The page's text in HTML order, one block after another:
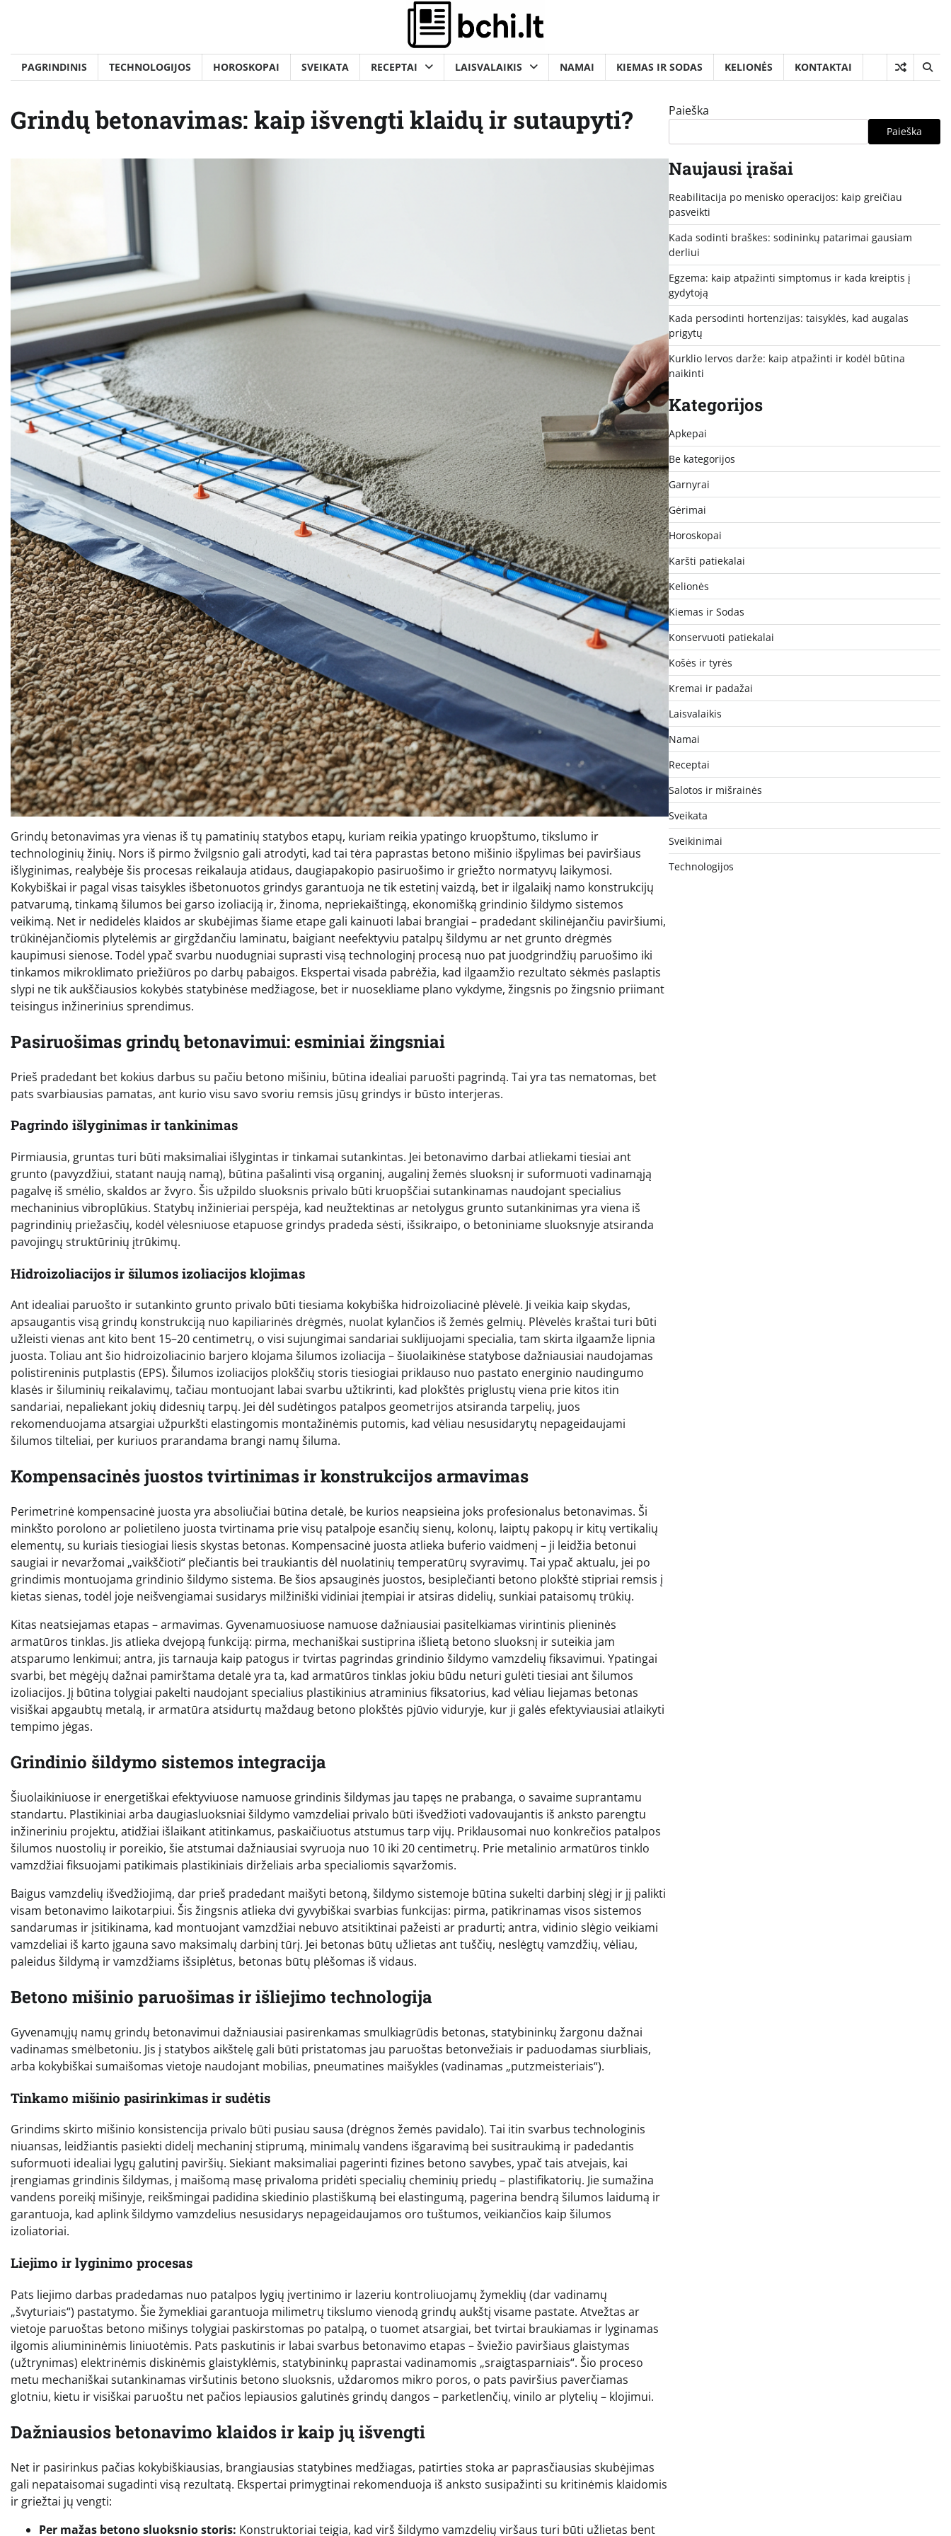
PAGRINDINIS TECHNOLOGIJOS HOROSKOPAI SVEIKATA RECEPTAI LAISVALAIKIS NAMAI KIEMAS IR SODAS KELIONĖS KONTAKTAI
Grindų betonavimas: kaip išvengti klaidų ir sutaupyti?
Grindų betonavimas yra vienas iš tų pamatinių statybos etapų, kuriam reikia ypatingo kruopštumo, tikslumo ir
technologinių žinių. Nors iš pirmo žvilgsnio gali atrodyti, kad tai tėra paprastas betono mišinio išpylimas bei paviršiaus
išlyginimas, realybėje šis procesas reikalauja atidaus, daugiapakopio pasiruošimo ir griežto normatyvų laikymosi.
Kokybiškai ir pagal visas taisykles išbetonuotos grindys garantuoja ne tik estetinį vaizdą, bet ir ilgalaikį namo konstrukcijų
patvarumą, tinkamą šilumos bei garso izoliaciją ir, žinoma, nepriekaištingą, ekonomišką grindinio šildymo sistemos
veikimą. Net ir nedidelės klaidos ar skubėjimas šiame etape gali kainuoti labai brangiai – pradedant skilinėjančiu paviršiumi,
trūkinėjančiomis plytelėmis ar girgždančiu laminatu, baigiant neefektyviu patalpų šildymu ar net grunto drėgmės
kaupimusi sienose. Todėl ypač svarbu nuodugniai suprasti visą technologinį procesą nuo pat juodgrindžių paruošimo iki
tinkamos mikroklimato priežiūros po darbų pabaigos. Ekspertai visada pabrėžia, kad ilgaamžio rezultato sėkmės paslaptis
slypi ne tik aukščiausios kokybės statybinėse medžiagose, bet ir nuosekliame plano vykdyme, žingsnis po žingsnio priimant
teisingus inžinerinius sprendimus.
Pasiruošimas grindų betonavimui: esminiai žingsniai
Prieš pradedant bet kokius darbus su pačiu betono mišiniu, būtina idealiai paruošti pagrindą. Tai yra tas nematomas, bet
pats svarbiausias pamatas, ant kurio visu savo svoriu remsis jūsų grindys ir būsto interjeras.
Pagrindo išlyginimas ir tankinimas
Pirmiausia, gruntas turi būti maksimaliai išlygintas ir tinkamai sutankintas. Jei betonavimo darbai atliekami tiesiai ant
grunto (pavyzdžiui, statant naują namą), būtina pašalinti visą organinį, augalinį žemės sluoksnį ir suformuoti vadinamąją
pagalvę iš smėlio, skaldos ar žvyro. Šis užpildo sluoksnis privalo būti kruopščiai sutankinamas naudojant specialius
mechaninius vibroplūkius. Statybų inžinieriai perspėja, kad neužtektinas ar netolygus grunto sutankinimas yra viena iš
pagrindinių priežasčių, kodėl vėlesniuose etapuose grindys pradeda sėsti, išsikraipo, o betoniniame sluoksnyje atsiranda
pavojingų struktūrinių įtrūkimų.
Hidroizoliacijos ir šilumos izoliacijos klojimas
Ant idealiai paruošto ir sutankinto grunto privalo būti tiesiama kokybiška hidroizoliacinė plėvelė. Ji veikia kaip skydas,
apsaugantis visą grindų konstrukciją nuo kapiliarinės drėgmės, nuolat kylančios iš žemės gelmių. Plėvelės kraštai turi būti
užleisti vienas ant kito bent 15–20 centimetrų, o visi sujungimai sandariai suklijuojami specialia, tam skirta ilgaamže lipnia
juosta. Toliau ant šio hidroizoliacinio barjero klojama šilumos izoliacija – šiuolaikinėse statybose dažniausiai naudojamas
polistireninis putplastis (EPS). Šilumos izoliacijos plokščių storis tiesiogiai priklauso nuo pastato energinio naudingumo
klasės ir šiluminių reikalavimų, tačiau montuojant labai svarbu užtikrinti, kad plokštės priglustų viena prie kitos itin
sandariai, nepaliekant jokių didesnių tarpų. Jei dėl sudėtingos patalpos geometrijos atsiranda tarpelių, juos
rekomenduojama atsargiai užpurkšti elastingomis montažinėmis putomis, kad vėliau nesusidarytų nepageidaujami
šilumos tilteliai, per kuriuos prarandama brangi namų šiluma.
Kompensacinės juostos tvirtinimas ir konstrukcijos armavimas
Perimetrinė kompensacinė juosta yra absoliučiai būtina detalė, be kurios neapsieina joks profesionalus betonavimas. Ši
minkšto porolono ar polietileno juosta tvirtinama prie visų patalpoje esančių sienų, kolonų, laiptų pakopų ir kitų vertikalių
elementų, su kuriais tiesiogiai liesis skystas betonas. Kompensacinė juosta atlieka buferio vaidmenį – ji leidžia betonui
saugiai ir nevaržomai „vaikščioti“ plečiantis bei traukiantis dėl nuolatinių temperatūrų svyravimų. Tai ypač aktualu, jei po
grindimis montuojama grindinio šildymo sistema. Be šios apsauginės juostos, besiplečianti betono plokštė stipriai remsis į
kietas sienas, todėl joje neišvengiamai susidarys milžiniški vidiniai įtempiai ir atsiras didelių, sunkiai pataisomų trūkių.
Kitas neatsiejamas etapas – armavimas. Gyvenamuosiuose namuose dažniausiai pasitelkiamas virintinis plieninės
armatūros tinklas. Jis atlieka dvejopą funkciją: pirma, mechaniškai sustiprina išlietą betono sluoksnį ir suteikia jam
atsparumo lenkimui; antra, jis tarnauja kaip patogus ir tvirtas pagrindas grindinio šildymo vamzdelių fiksavimui. Ypatingai
svarbi, bet mėgėjų dažnai pamirštama detalė yra ta, kad armatūros tinklas jokiu būdu neturi gulėti tiesiai ant šilumos
izoliacijos. Jį būtina tolygiai pakelti naudojant specialius plastikinius atraminius fiksatorius, kad vėliau liejamas betonas
visiškai apgaubtų metalą, ir armatūra atsidurtų maždaug betono plokštės pjūvio viduryje, kur ji galės efektyviausiai atlaikyti
tempimo jėgas.
Grindinio šildymo sistemos integracija
Šiuolaikiniuose ir energetiškai efektyviuose namuose grindinis šildymas jau tapęs ne prabanga, o savaime suprantamu
standartu. Plastikiniai arba daugiasluoksniai šildymo vamzdeliai privalo būti išvedžioti vadovaujantis iš anksto parengtu
inžineriniu projektu, atidžiai išlaikant atitinkamus, paskaičiuotus atstumus tarp vijų. Priklausomai nuo konkrečios patalpos
šilumos nuostolių ir poreikio, šie atstumai dažniausiai svyruoja nuo 10 iki 20 centimetrų. Prie metalinio armatūros tinklo
vamzdžiai fiksuojami patikimais plastikiniais dirželiais arba specialiomis sąvaržomis.
Baigus vamzdelių išvedžiojimą, dar prieš pradedant maišyti betoną, šildymo sistemoje būtina sukelti darbinį slėgį ir jį palikti
visam betonavimo laikotarpiui. Šis žingsnis atlieka dvi gyvybiškai svarbias funkcijas: pirma, patikrinamas visos sistemos
sandarumas ir įsitikinama, kad montuojant vamzdžiai nebuvo atsitiktinai pažeisti ar pradurti; antra, vidinio slėgio veikiami
vamzdeliai iš karto įgauna savo maksimalų darbinį tūrį. Jei betonas būtų užlietas ant tuščių, neslėgtų vamzdžių, vėliau,
paleidus šildymą ir vamzdžiams išsiplėtus, betonas būtų plėšomas iš vidaus.
Betono mišinio paruošimas ir išliejimo technologija
Gyvenamųjų namų grindų betonavimui dažniausiai pasirenkamas smulkiagrūdis betonas, statybininkų žargonu dažnai
vadinamas smėlbetoniu. Jis į statybos aikštelę gali būti pristatomas jau paruoštas betonvežiais ir paduodamas siurbliais,
arba kokybiškai sumaišomas vietoje naudojant mobilias, pneumatines maišykles (vadinamas „putzmeisteriais“).
Tinkamo mišinio pasirinkimas ir sudėtis
Grindims skirto mišinio konsistencija privalo būti pusiau sausa (drėgnos žemės pavidalo). Tai itin svarbus technologinis
niuansas, leidžiantis pasiekti didelį mechaninį stiprumą, minimalų vandens išgaravimą bei susitraukimą ir padedantis
suformuoti idealiai lygų galutinį paviršių. Siekiant maksimaliai pagerinti fizines betono savybes, ypač tais atvejais, kai
įrengiamas grindinis šildymas, į maišomą masę privaloma pridėti specialių cheminių priedų – plastifikatorių. Jie sumažina
vandens poreikį mišinyje, reikšmingai padidina skiedinio plastiškumą bei elastingumą, pagerina bendrą šilumos laidumą ir
garantuoja, kad aplink šildymo vamzdelius nesusidarys nepageidaujamos oro tuštumos, veikiančios kaip šilumos
izoliatoriai.
Liejimo ir lyginimo procesas
Pats liejimo darbas pradedamas nuo patalpos lygių įvertinimo ir lazeriu kontroliuojamų žymeklių (dar vadinamų
„švyturiais“) pastatymo. Šie žymekliai garantuoja milimetrų tikslumo vienodą grindų aukštį visame pastate. Atvežtas ar
vietoje paruoštas betono mišinys tolygiai paskirstomas po patalpą, o tuomet atsargiai, bet tvirtai braukiamas ir lyginamas
ilgomis aliumininėmis liniuotėmis. Pats paskutinis ir labai svarbus betonavimo etapas – šviežio paviršiaus glaistymas
(užtrynimas) elektrinėmis diskinėmis glaistyklėmis, statybininkų paprastai vadinamomis „sraigtasparniais“. Šio proceso
metu mechaniškai sutankinamas viršutinis betono sluoksnis, uždaromos mikro poros, o pats paviršius paverčiamas
glotniu, kietu ir visiškai paruoštu net pačios lepiausios galutinės grindų dangos – parketlenčių, vinilo ar plytelių – klojimui.
Dažniausios betonavimo klaidos ir kaip jų išvengti
Net ir pasirinkus pačias kokybiškiausias, brangiausias statybines medžiagas, patirties stoka ar paprasčiausias skubėjimas
gali nepataisomai sugadinti visą rezultatą. Ekspertai primygtinai rekomenduoja iš anksto susipažinti su kritinėmis klaidomis
ir griežtai jų vengti:
Per mažas betono sluoksnio storis: Konstruktoriai teigia, kad virš šildymo vamzdelių viršaus turi būti užlietas bent
Paieška
Paieška
Naujausi įrašai
Reabilitacija po menisko operacijos: kaip greičiau
pasveikti
Kada sodinti braškes: sodininkų patarimai gausiam
derliui
Egzema: kaip atpažinti simptomus ir kada kreiptis į
gydytoją
Kada persodinti hortenzijas: taisyklės, kad augalas
prigytų
Kurklio lervos darže: kaip atpažinti ir kodėl būtina
naikinti
Kategorijos
Apkepai
Be kategorijos
Garnyrai
Gėrimai
Horoskopai
Karšti patiekalai
Kelionės
Kiemas ir Sodas
Konservuoti patiekalai
Košės ir tyrės
Kremai ir padažai
Laisvalaikis
Namai
Receptai
Salotos ir mišrainės
Sveikata
Sveikinimai
Technologijos